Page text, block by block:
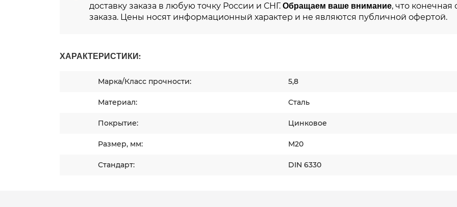
доставку заказа в любую точку России и СНГ. Обращаем ваше внимание, что конечная
заказа. Цены носят информационный характер и не являются публичной офертой.
ХАРАКТЕРИСТИКИ:
Марка/Класс прочности: 5,8
Материал: Сталь
Покрытие: Цинковое
Размер, мм: М20
Стандарт: DIN 6330